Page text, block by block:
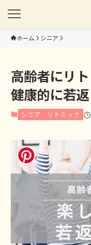
ホーム シニア
高齢者にリ
健康的に若
シニア リトミック